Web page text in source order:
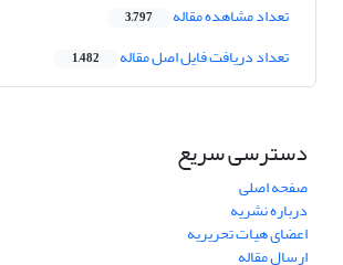
تعداد مشاهده مقاله 3,797
تعداد دریافت فایل اصل مقاله 1,482
دسترسی سریع
صفحه اصلی
درباره نشریه
اعضای هیات تحریریه
ارسال مقاله